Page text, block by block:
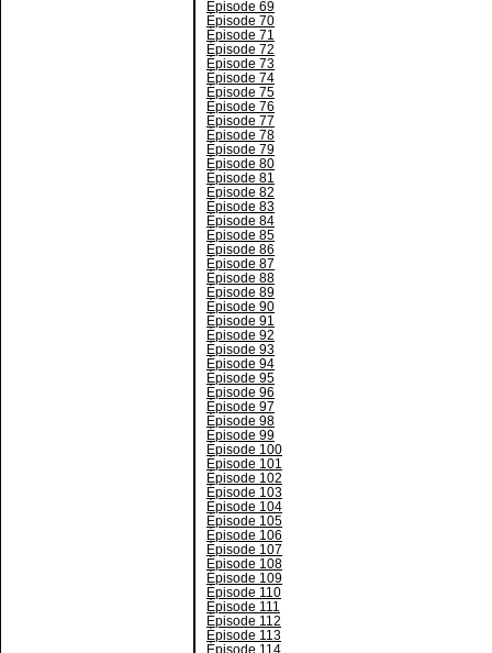
Épisode 69
Épisode 70
Épisode 71
Épisode 72
Épisode 73
Épisode 74
Épisode 75
Épisode 76
Épisode 77
Épisode 78
Épisode 79
Épisode 80
Épisode 81
Épisode 82
Épisode 83
Épisode 84
Épisode 85
Épisode 86
Épisode 87
Épisode 88
Épisode 89
Épisode 90
Épisode 91
Épisode 92
Épisode 93
Épisode 94
Épisode 95
Épisode 96
Épisode 97
Épisode 98
Épisode 99
Épisode 100
Épisode 101
Épisode 102
Épisode 103
Épisode 104
Épisode 105
Épisode 106
Épisode 107
Épisode 108
Épisode 109
Épisode 110
Épisode 111
Épisode 112
Épisode 113
Épisode 114